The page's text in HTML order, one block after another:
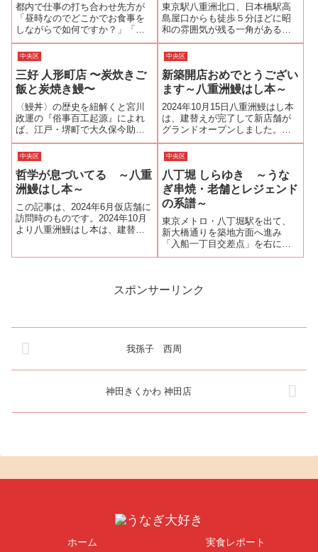
都内で仕事の打ち合わせ先方が
「昼時なのでどこかでお食事を
しながらで如何ですか？」「い
いですね＾＾」「うなぎ屋は如
何でしょう？」「ますますいい
ですね（＾◇＾）」という訳で
先方が『日本橋いづもや』さん
を予約してくれました。案内さ
れたのは本館のあ...
東京駅八重洲北口、日本橋駅高
島屋口からも徒歩５分ほどに昭
和の雰囲気が残る一角がある。
その小路に創業から四代続く老
舗のうなぎ店『日本橋 はし本』
がある。『日本橋 はし本』の四
代目・橋本正平さんの名刺に
は、ハイパー鰻クリエーターと
いう肩書が書い...
中央区
三好 人形町店 〜炭炊きご
飯と炭焼き鰻〜
〈鰻丼〉の歴史を紐解くと宮川
政運の『俗事百工起源』によれ
ば、江戸・堺町で大久保今助が
考案されたとされている。諸説
あるが、私の想像を交えてまと
めてみたい。大久保今助は、常
陸国久慈郡亀作村（現在の茨城
県常陸太田市）の百姓の息子と
して生まれたが、...
中央区
新築開店おめでとうござい
ます～八重洲鰻はし本～
2024年10月15日八重洲鰻はし本
は、建替えが完了して新店舗が
グランドオープンしました。お
めでとうございます！オープン
当日は、店頭にお祝いの胡蝶蘭
が並び華やかな雰囲気です。胡
蝶蘭の花言葉は「幸福が飛んで
くる」また、胡蝶蘭は花の寿命
が長いの...
中央区
哲学が息づいてる ～八重
洲鰻はし本～
この記事は、2024年6月仮店舗に
訪問時のものです。2024年10月
より八重洲鰻はし本は、建替え
す。6月20日発売の拙著『読...
中央区
八丁堀 しらゆき ～うな
ぎ串焼・老舗とレジェンド
の系譜～
東京メトロ・八丁堀駅を出て、
新大橋通りを築地方面へ進み
「入船一丁目交差点」を右に曲
がると左手にあるのが『しらゆ
い、新鮮なものだけを提供した
スポンサーリンク
我孫子 西周
神田きくかわ 神田店
ホーム 実食レポート